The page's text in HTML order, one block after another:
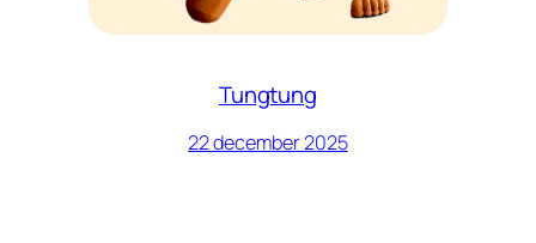
Tungtung
22 december 2025